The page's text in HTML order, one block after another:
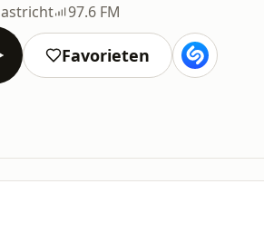
97.6 FM
Favorieten